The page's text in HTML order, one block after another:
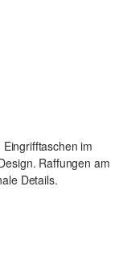
im
Raffungen am
Details.